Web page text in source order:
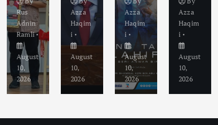
Rus
Adnin
Ramli
August
10,
2026
Azza
Haqim
i
August
10,
2026
Azza
Haqim
i
August
10,
2026
Azza
Haqim
i
August
10,
2026